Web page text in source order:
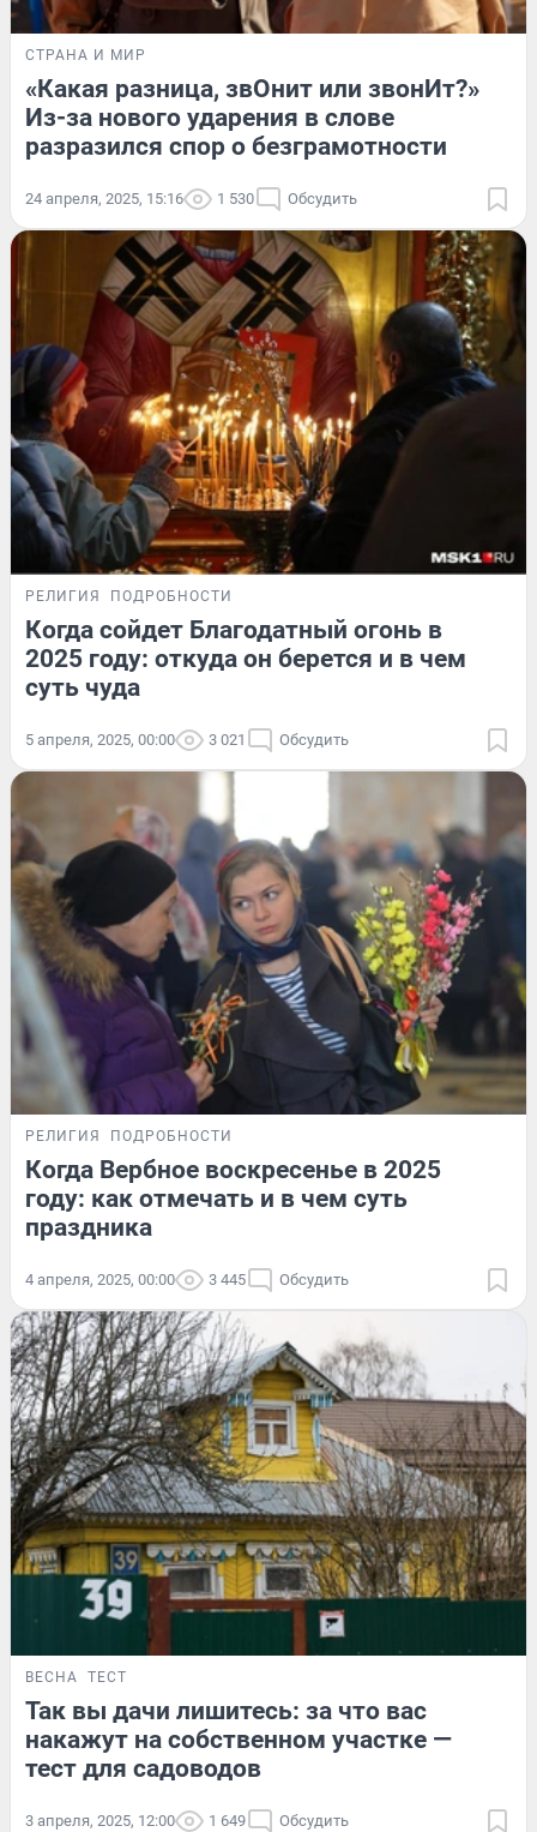
СТРАНА И МИР
«Какая разница, звОнит или звонИт?»
Из-за нового ударения в слове
разразился спор о безграмотности
24 апреля, 2025, 15:16 1 530 Обсудить
РЕЛИГИЯ ПОДРОБНОСТИ
Когда сойдет Благодатный огонь в
2025 году: откуда он берется и в чем
суть чуда
5 апреля, 2025, 00:00 3 021 Обсудить
РЕЛИГИЯ ПОДРОБНОСТИ
Когда Вербное воскресенье в 2025
году: как отмечать и в чем суть
праздника
4 апреля, 2025, 00:00 3 445 Обсудить
ВЕСНА ТЕСТ
Так вы дачи лишитесь: за что вас
накажут на собственном участке —
тест для садоводов
3 апреля, 2025, 12:00 1 649 Обсудить